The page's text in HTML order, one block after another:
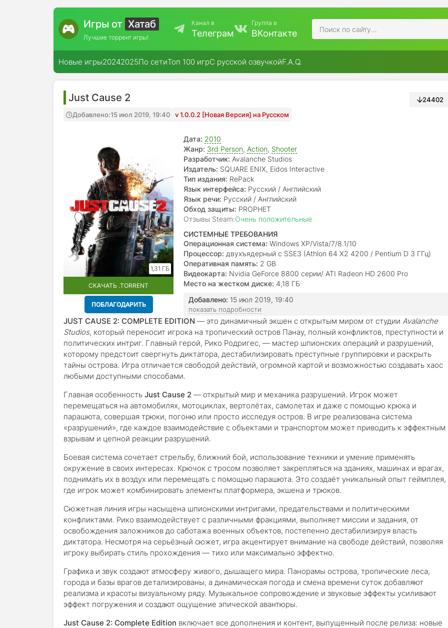
Игры от Хатаб
Лучшие торрент игры!
Канал в
Телеграм
Группа в
ВКонтакте
Новые игры20242025По сетиТоп 100 игрС русской озвучкойF.A.Q.
Just Cause 2
Добавлено:15 июл 2019, 19:40 v 1.0.0.2 [Новая Версия] на Русском
24402
1,31 ГБ
СКАЧАТЬ .TORRENT
ПОБЛАГОДАРИТЬ
Дата: 2010
Жанр: 3rd Person, Action, Shooter
Разработчик: Avalanche Studios
Издатель: SQUARE ENIX, Eidos Interactive
Тип издания: RePack
Язык интерфейса: Русский / Английский
Язык речи: Русский / Английский
Обход защиты: PROPHET
Отзывы Steam:Очень положительные
СИСТЕМНЫЕ ТРЕБОВАНИЯ
Операционная система: Windows XP/Vista/7/8.1/10
Процессор: двухъядерный с SSE3 (Athlon 64 X2 4200 / Pentium D 3 ГГц)
Оперативная память: 2 GB
Видеокарта: Nvidia GeForce 8800 серии/ ATI Radeon HD 2600 Pro
Место на жестком диске: 4,18 ГБ
Добавлено: 15 июл 2019, 19:40
показать подробности
JUST CAUSE 2: COMPLETE EDITION — это динамичный экшен с открытым миром от студии Avalanche
Studios, который переносит игрока на тропический остров Панау, полный конфликтов, преступности и
политических интриг. Главный герой, Рико Родригес, — мастер шпионских операций и разрушений,
которому предстоит свергнуть диктатора, дестабилизировать преступные группировки и раскрыть
тайны острова. Игра отличается свободой действий, огромной картой и возможностью создавать хаос
любыми доступными способами.
Главная особенность Just Cause 2 — открытый мир и механика разрушений. Игрок может
перемещаться на автомобилях, мотоциклах, вертолётах, самолетах и даже с помощью крюка и
парашюта, совершая трюки, погоню или просто исследуя остров. В игре реализована система
«разрушений», где каждое взаимодействие с объектами и транспортом может приводить к эффектным
взрывам и цепной реакции разрушений.
Боевая система сочетает стрельбу, ближний бой, использование техники и умение применять
окружение в своих интересах. Крючок с тросом позволяет закрепляться на зданиях, машинах и врагах,
поднимать их в воздух или перемещать с помощью парашюта. Это создаёт уникальный опыт геймплея,
где игрок может комбинировать элементы платформера, экшена и трюков.
Сюжетная линия игры насыщена шпионскими интригами, предательствами и политическими
конфликтами. Рико взаимодействует с различными фракциями, выполняет миссии и задания, от
освобождения заложников до саботажа военных объектов, постепенно дестабилизируя власть
диктатора. Несмотря на серьёзный сюжет, игра акцентирует внимание на свободе действий, позволяя
игроку выбирать стиль прохождения — тихо или максимально эффектно.
Графика и звук создают атмосферу живого, дышащего мира. Панорамы острова, тропические леса,
города и базы врагов детализированы, а динамическая погода и смена времени суток добавляют
реализма и красоты визуальному ряду. Музыкальное сопровождение и звуковые эффекты усиливают
эффект погружения и создают ощущение эпической авантюры.
Just Cause 2: Complete Edition включает все дополнения и контент, выпущенный после релиза: новые